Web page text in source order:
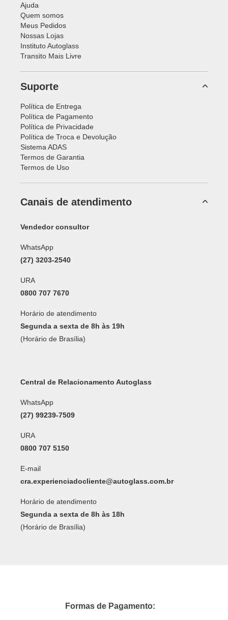
Ajuda
Quem somos
Meus Pedidos
Nossas Lojas
Instituto Autoglass
Transito Mais Livre
Suporte
Política de Entrega
Política de Pagamento
Política de Privacidade
Política de Troca e Devolução
Sistema ADAS
Termos de Garantia
Termos de Uso
Canais de atendimento
Vendedor consultor
WhatsApp
(27) 3203-2540
URA
0800 707 7670
Horário de atendimento
Segunda a sexta de 8h às 19h
(Horário de Brasília)
Central de Relacionamento Autoglass
WhatsApp
(27) 99239-7509
URA
0800 707 5150
E-mail
cra.experienciadocliente@autoglass.com.br
Horário de atendimento
Segunda a sexta de 8h às 18h
(Horário de Brasília)
Formas de Pagamento: